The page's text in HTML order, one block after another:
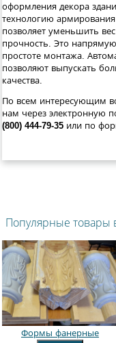
оформления декора
технологию
позволяет уменьшить
прочность. Это
простоте монтажа.
позволяют выпускать
качества.
По всем интересующим
нам через электронную
(800) 444-79-35 или по
Популярные товары
Формы фанерные